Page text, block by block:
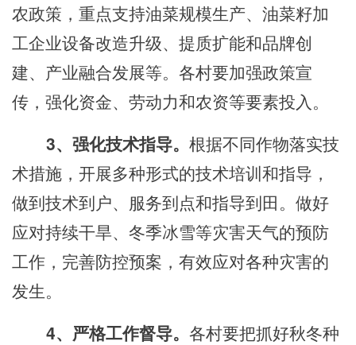
农政策，重点支持油菜规模生产、油菜籽加
工企业设备改造升级、提质扩能和品牌创
建、产业融合发展等。各村要加强政策宣
传，强化资金、劳动力和农资等要素投入。
3、强化技术指导。 根据不同作物落实技
术措施，开展多种形式的技术培训和指导 ，
做到技术到户、服务到点和指导到田。做好
应对持续干旱、冬季冰雪等灾害天气的预防
工作，完善防控预案，有效应对各种灾害的
发生。
4、严格工作督导。 各村要把抓好秋冬种